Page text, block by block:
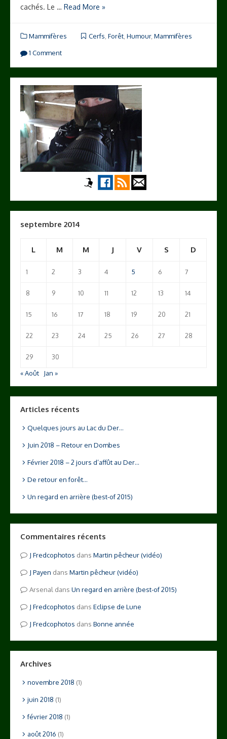
cachés. Le … Read More »
Mammifères Cerfs Forêt, Humour, Mammifères
1 Comment
septembre 2014
L M M J V S D
1 2 3 4 5 6 7
8 9 10 11 12 13 14
15 16 17 18 19 20 21
22 23 24 25 26 27 28
29
30
« Août
Jan »
Articles récents
Quelques jours au Lac du Der…
Juin 2018 – Retour en Dombes
Février 2018 – 2 jours d’affût au Der…
De retour en forêt…
Un regard en arrière (best-of 2015)
Commentaires récents
Fredcophotos dans Martin pêcheur (vidéo)
Payen dans Martin pêcheur (vidéo)
Arsenaldans Un regard en arrière (best-of 2015)
Fredcophotos dans Eclipse de Lune
Fredcophotos dans Bonne année
Archives
novembre 2018 (1)
juin 2018 (1)
février 2018 (1)
août 2016 (1)